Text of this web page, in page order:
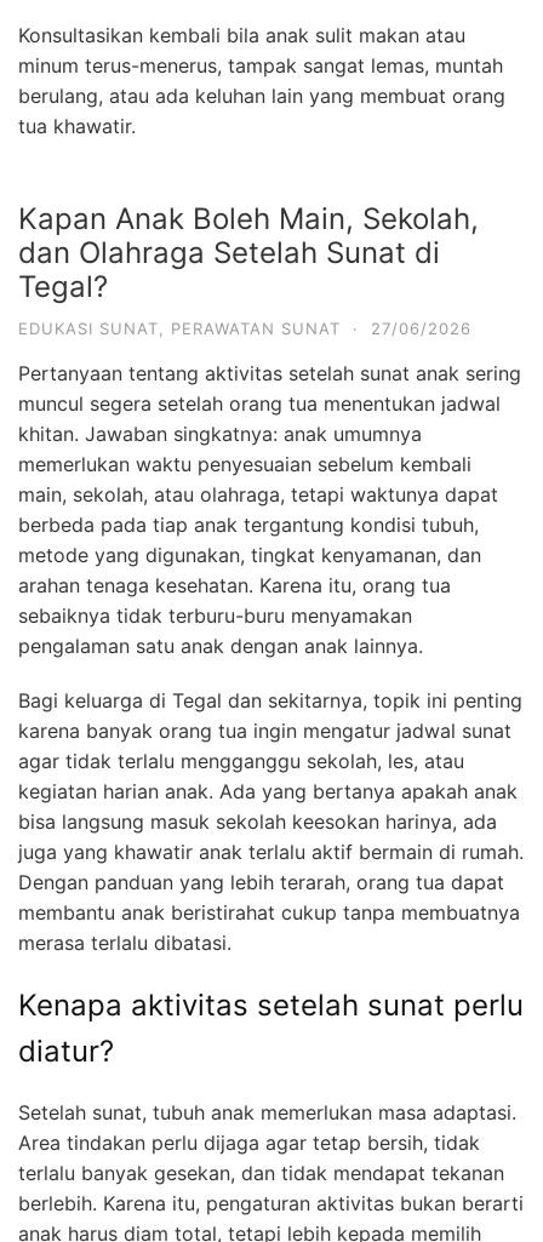
Konsultasikan kembali bila anak sulit makan atau
minum terus-menerus, tampak sangat lemas, muntah
berulang, atau ada keluhan lain yang membuat orang
tua khawatir.
Kapan Anak Boleh Main, Sekolah,
dan Olahraga Setelah Sunat di
Tegal?
EDUKASI SUNAT PERAWATAN SUNAT · 27/06/2026
Pertanyaan tentang aktivitas setelah sunat anak sering
muncul segera setelah orang tua menentukan jadwal
khitan. Jawaban singkatnya: anak umumnya
memerlukan waktu penyesuaian sebelum kembali
main, sekolah, atau olahraga, tetapi waktunya dapat
berbeda pada tiap anak tergantung kondisi tubuh,
metode yang digunakan, tingkat kenyamanan, dan
arahan tenaga kesehatan. Karena itu, orang tua
sebaiknya tidak terburu-buru menyamakan
pengalaman satu anak dengan anak lainnya.
Bagi keluarga di Tegal dan sekitarnya, topik ini penting
karena banyak orang tua ingin mengatur jadwal sunat
agar tidak terlalu mengganggu sekolah, les, atau
kegiatan harian anak. Ada yang bertanya apakah anak
bisa langsung masuk sekolah keesokan harinya, ada
juga yang khawatir anak terlalu aktif bermain di rumah.
Dengan panduan yang lebih terarah, orang tua dapat
membantu anak beristirahat cukup tanpa membuatnya
merasa terlalu dibatasi.
Kenapa aktivitas setelah sunat perlu
diatur?
Setelah sunat, tubuh anak memerlukan masa adaptasi.
Area tindakan perlu dijaga agar tetap bersih, tidak
terlalu banyak gesekan, dan tidak mendapat tekanan
berlebih. Karena itu, pengaturan aktivitas bukan berarti
anak harus diam total, tetapi lebih kepada memilih